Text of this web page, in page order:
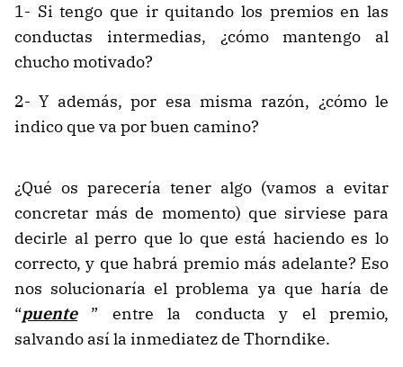
1- Si tengo que ir quitando los premios en las
conductas intermedias, ¿cómo mantengo al
chucho motivado?
2- Y además, por esa misma razón, ¿cómo le
indico que va por buen camino?
¿Qué os parecería tener algo (vamos a evitar
concretar más de momento) que sirviese para
decirle al perro que lo que está haciendo es lo
correcto, y que habrá premio más adelante? Eso
nos solucionaría el problema ya que haría de
“puente” entre la conducta y el premio,
salvando así la inmediatez de Thorndike.